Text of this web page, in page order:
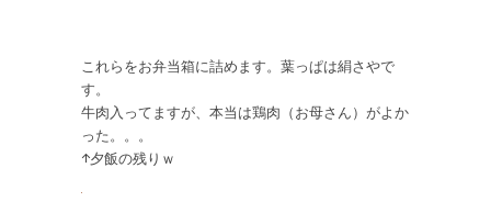
これらをお弁当箱に詰めます。葉っぱは絹さやで
す。
牛肉入ってますが、本当は鶏肉（お母さん）がよか
った。。。
↑夕飯の残りｗ